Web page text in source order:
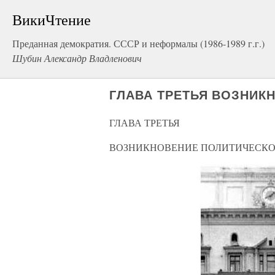
ВикиЧтение
Преданная демократия. СССР и неформалы (1986-1989 г.г.)
Шубин Александр Владленович
ГЛАВА ТРЕТЬЯ
ГЛАВА ТРЕТЬЯ
ВОЗНИКНОВЕНИЕ